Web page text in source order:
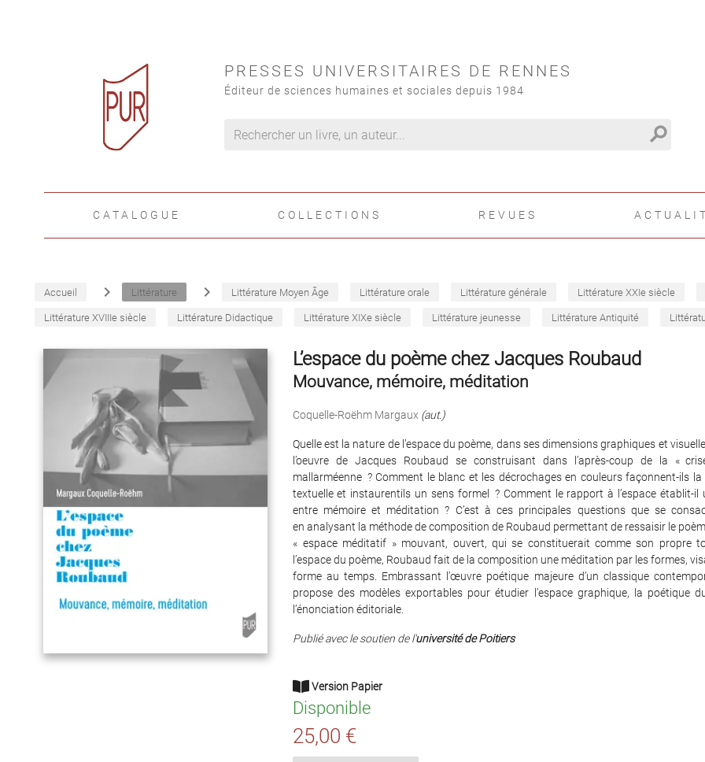
PRESSES UNIVERSITAIRES DE RENNES
Éditeur de sciences humaines et sociales depuis 1984
search
CATALOGUE COLLECTIONS REVUES
Accueil navigate_next Littérature navigate_next Littérature Moyen Âge Littérature orale Littérature générale Littérature XXIe siècle
Littérature XVIIIe siècle Littérature Didactique Littérature XIXe siècle Littérature jeunesse Littérature Antiquité
L’espace du poème chez Jacques Roubaud
Mouvance, mémoire, méditation
Coquelle-Roëhm Margaux (aut.)
Quelle est la nature de l’espace du poème, dans ses dimensions graphiques et
l’oeuvre de Jacques Roubaud se construisant dans l’après-coup de la «
mallarméenne ? Comment le blanc et les décrochages en couleurs façonnent-ils
textuelle et instaurentils un sens formel ? Comment le rapport à l’espace établit-il
entre mémoire et méditation ? C’est à ces principales questions que se
en analysant la méthode de composition de Roubaud permettant de ressaisir le
« espace méditatif » mouvant, ouvert, qui se constituerait comme son propre
l’espace du poème, Roubaud fait de la composition une méditation par les formes,
forme au temps. Embrassant l’œuvre poétique majeure d’un classique
propose des modèles exportables pour étudier l’espace graphique, la poétique
l’énonciation éditoriale.
Publié avec le soutien de l'université de Poitiers
Version Papier
Disponible
25,00 €